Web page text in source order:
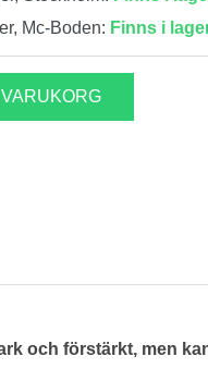
Mc-Boden: Finns i
VARUKORG
och förstärkt, men